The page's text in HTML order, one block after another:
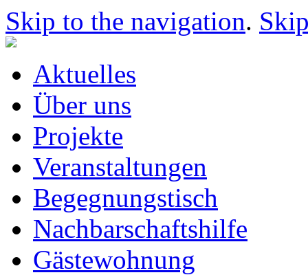
Skip to the navigation.
Aktuelles
Über uns
Projekte
Veranstaltungen
Begegnungstisch
Nachbarschaftshilfe
Gästewohnung